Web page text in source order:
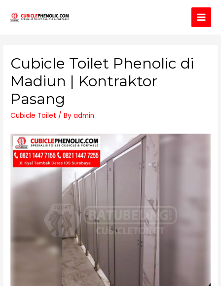
Main
Cubicle Toilet Phenolic di
Madiun | Kontraktor
Pasang
Cubicle Toilet / Byadmin